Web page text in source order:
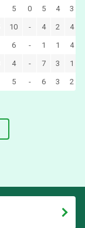
5 0 5 4 3
10 - 4 2 4
6 - 1 1 4
4 - 7 3 1
5 - 6 3 2